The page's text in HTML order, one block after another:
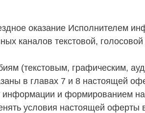
оказание Исполнителем
каналов текстовой,
(текстовым, графическим,
в главах 7 и 8 настоящей
информации и формированием
условия настоящей оферты